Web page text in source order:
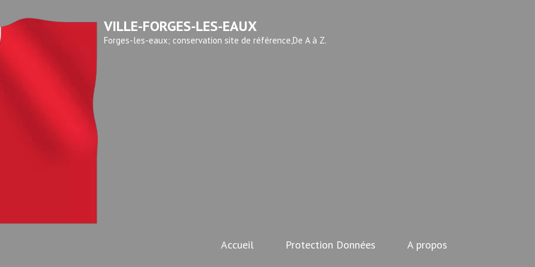
VILLE-FORGES-LES-EAUX
Forges-les-eaux; conservation site de référence,De A à Z.
Accueil Protection Données A propos